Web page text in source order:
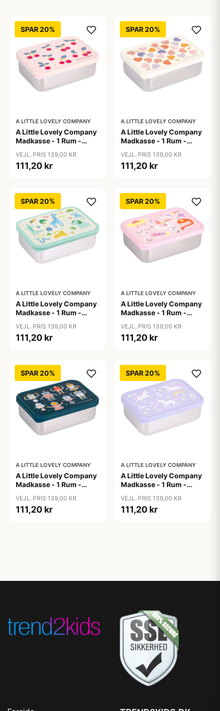
SPAR 20%
A LITTLE LOVELY COMPANY
A Little Lovely Company
Madkasse - 1 Rum -
Cherries
VEJL. PRIS 139,00 KR
111,20 kr
SPAR 20%
A LITTLE LOVELY COMPANY
A Little Lovely Company
Madkasse - 1 Rum -
Hearts
VEJL. PRIS 139,00 KR
111,20 kr
SPAR 20%
A LITTLE LOVELY COMPANY
A Little Lovely Company
Madkasse - 1 Rum -
Jungle
VEJL. PRIS 139,00 KR
111,20 kr
SPAR 20%
A LITTLE LOVELY COMPANY
A Little Lovely Company
Madkasse - 1 Rum -
Princesses
VEJL. PRIS 139,00 KR
111,20 kr
SPAR 20%
A LITTLE LOVELY COMPANY
A Little Lovely Company
Madkasse - 1 Rum -
Robots
VEJL. PRIS 139,00 KR
111,20 kr
SPAR 20%
A LITTLE LOVELY COMPANY
A Little Lovely Company
Madkasse - 1 Rum -
Unicorn Dreams
VEJL. PRIS 139,00 KR
111,20 kr